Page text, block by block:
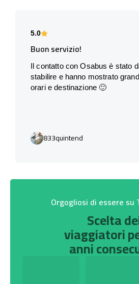
5.0
Buon servizio!
Il contatto con Osabus è stato
stabilire e hanno mostrato
orari e destinazione 🙂
833quintend
Orgogliosi di essere su
Scelta
viaggiatori
anni